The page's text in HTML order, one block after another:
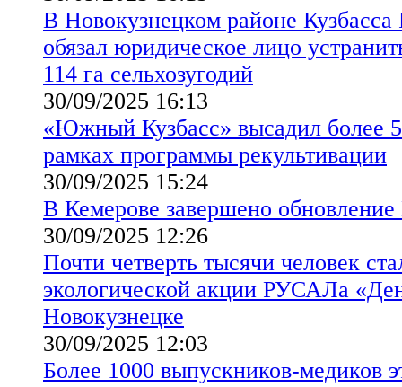
В Новокузнецком районе Кузбасса
обязал юридическое лицо
114 га сельхозугодий
30/09/2025 16:13
«Южный Кузбасс» высадил более
рамках программы рекультивации
30/09/2025 15:24
В Кемерове завершено обновление
30/09/2025 12:26
Почти четверть тысячи человек
экологической акции РУСАЛа
Новокузнецке
30/09/2025 12:03
Более 1000 выпускников-медиков